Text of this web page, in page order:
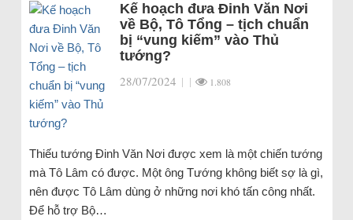
Kế hoạch đưa Đinh Văn Nơi
về Bộ, Tô Tổng – tịch chuẩn
bị “vung kiếm” vào Thủ
tướng?
28/07/2024 | | 1.808
Thiếu tướng Đinh Văn Nơi được xem là một chiến tướng
mà Tô Lâm có được. Một ông Tướng không biết sợ là gì,
nên được Tô Lâm dùng ở những nơi khó tấn công nhất.
Để hỗ trợ Bộ…